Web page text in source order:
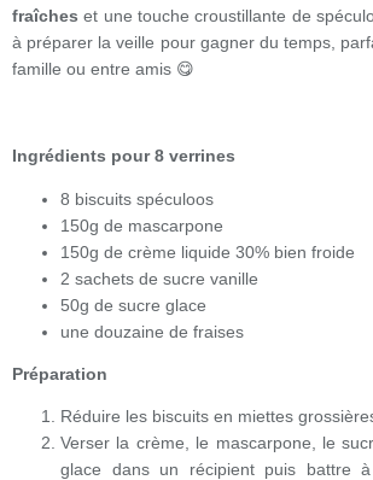
fraîches et une touche croustillante de
à préparer la veille pour gagner du temps,
famille ou entre amis 😋
Ingrédients pour 8 verrines
8 biscuits spéculoos
150g de mascarpone
150g de crème liquide 30% bien froide
2 sachets de sucre vanille
50g de sucre glace
une douzaine de fraises
Préparation
Réduire les biscuits en miettes
Verser la crème, le mascarpone, le
glace dans un récipient puis battre à